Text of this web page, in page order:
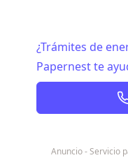
¿Trámites de
Papernest te
Anuncio - Servicio